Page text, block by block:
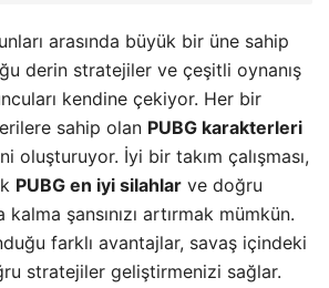
arasında büyük bir üne sahip
derin stratejiler ve çeşitli oynanış
kendine çekiyor. Her bir
sahip olan PUBG karakterleri
oluşturuyor. İyi bir takım çalışması,
PUBG en iyi silahlar ve doğru
şansınızı artırmak mümkün.
farklı avantajlar, savaş içindeki
stratejiler geliştirmenizi sağlar.